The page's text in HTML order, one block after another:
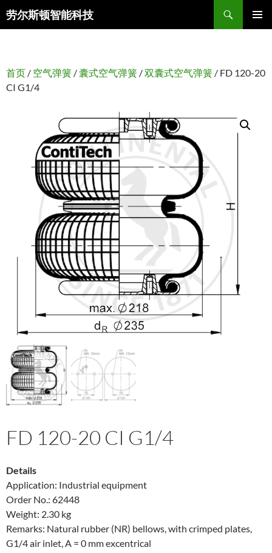
劳尔斯顿智能科技
搜
索
首页 / 空气弹簧 / 囊式空气弹簧 /双囊式空气弹簧 / FD 120-20
CI G1/4
FD 120-20 CI G1/4
Details
Application: Industrial equipment
Order No.: 62448
Weight: 2.30 kg
Remarks: Natural rubber (NR) bellows, with crimped plates,
G1/4 air inlet, A = 0 mm excentrical